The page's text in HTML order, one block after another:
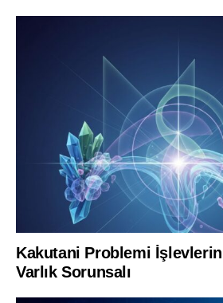
Kakutani Problemi
Varlık Sorunsalı